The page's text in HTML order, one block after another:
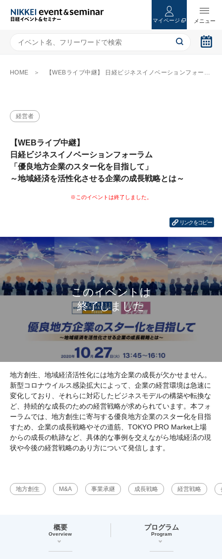
マイページ
HOME 【WEBライブ中継】 日経ビジネスイノベーションフォーラム 「優良地方企業のスター化を目指して」 ～地域経済を活性化させる企業の成長戦略とは～
経営者
【WEBライブ中継】
日経ビジネスイノベーションフォーラム
「優良地方企業のスター化を目指して」
～地域経済を活性化させる企業の成長戦略とは～
リンクをコピー
地方創生、地域経済活性化には地方企業の成長が欠かせません。
新型コロナウイルス感染拡大によって、企業の経営環境は急速に
変化しており、それらに対応したビジネスモデルの構築や転換な
ど、持続的な成長のための経営戦略が求められています。本フォ
ーラムでは、地方創生に寄与する優良地方企業のスター化を目指
すため、企業の成長戦略やその道筋、TOKYO PRO Market上場
からの成長の軌跡など、具体的な事例を交えながら地域経済の現
状や今後の経営戦略のあり方について発信します。
地方創生 M&A 事業承継 成長戦略 経営戦略
概要
Overview
プログラム
Program